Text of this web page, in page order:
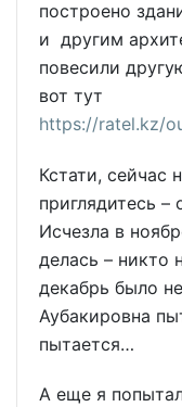
построено
и другим
повесили
вот тут
https://ratel.kz/
Кстати, сейчас
приглядитесь –
Исчезла в
делась – никто
декабрь было
Аубакировна
пытается…
А еще я